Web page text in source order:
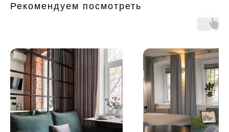
Рекомендуем посмотреть